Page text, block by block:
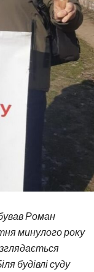
Роман
минулого року
будівлі суду